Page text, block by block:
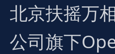
北京扶摇万
公司旗下